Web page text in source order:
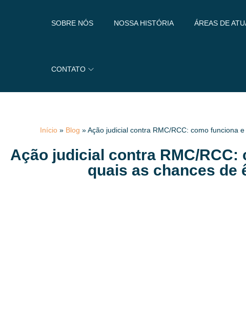
SOBRE NÓS NOSSA HISTÓRIA ÁREAS DE
CONTATO
Início» Blog »Ação judicial contra RMC/RCC: como funciona
Ação judicial contra RMC/RCC:
quais as chances de